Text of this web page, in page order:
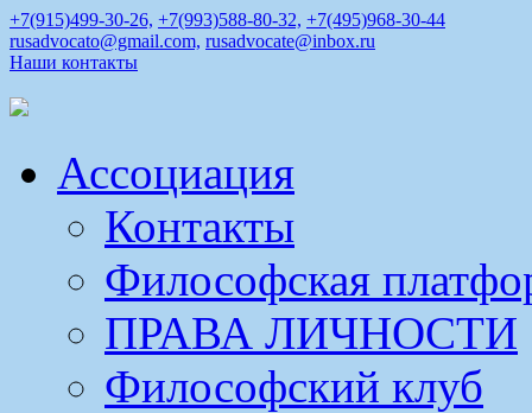
+7(915)499-30-26, +7(993)588-80-32, +7(495)968-30-44
rusadvocato@gmail.com, rusadvocate@inbox.ru
Наши контакты
Ассоциация
Контакты
Философская
ПРАВА ЛИЧНОСТИ
Философский клуб